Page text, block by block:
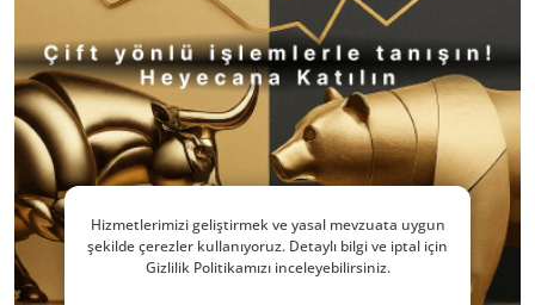
Hizmetlerimizi geliştirmek ve yasal mevzuata uygun
şekilde çerezler kullanıyoruz. Detaylı bilgi ve iptal için
Gizlilik Politikamızı inceleyebilirsiniz.